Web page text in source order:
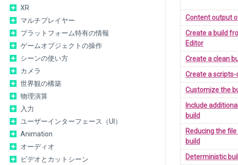
XR
マルチプレイヤー
プラットフォーム特有の情報
ゲームオブジェクトの操作
シーンの使い方
カメラ
世界観の構築
物理演算
入力
ユーザーインターフェース（UI）
Animation
オーディオ
ビデオとカットシーン
Content output
Create a build
Editor
Create a clean
Create a scripts-
Customize the
Include
build
Reducing the
build
Deterministic